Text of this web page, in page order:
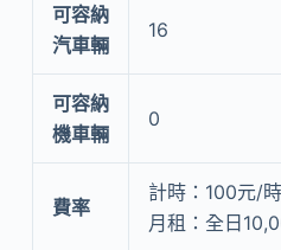
可容納
汽車輛
16
可容納
機車輛
0
費率
計時：100元/
月租：全日